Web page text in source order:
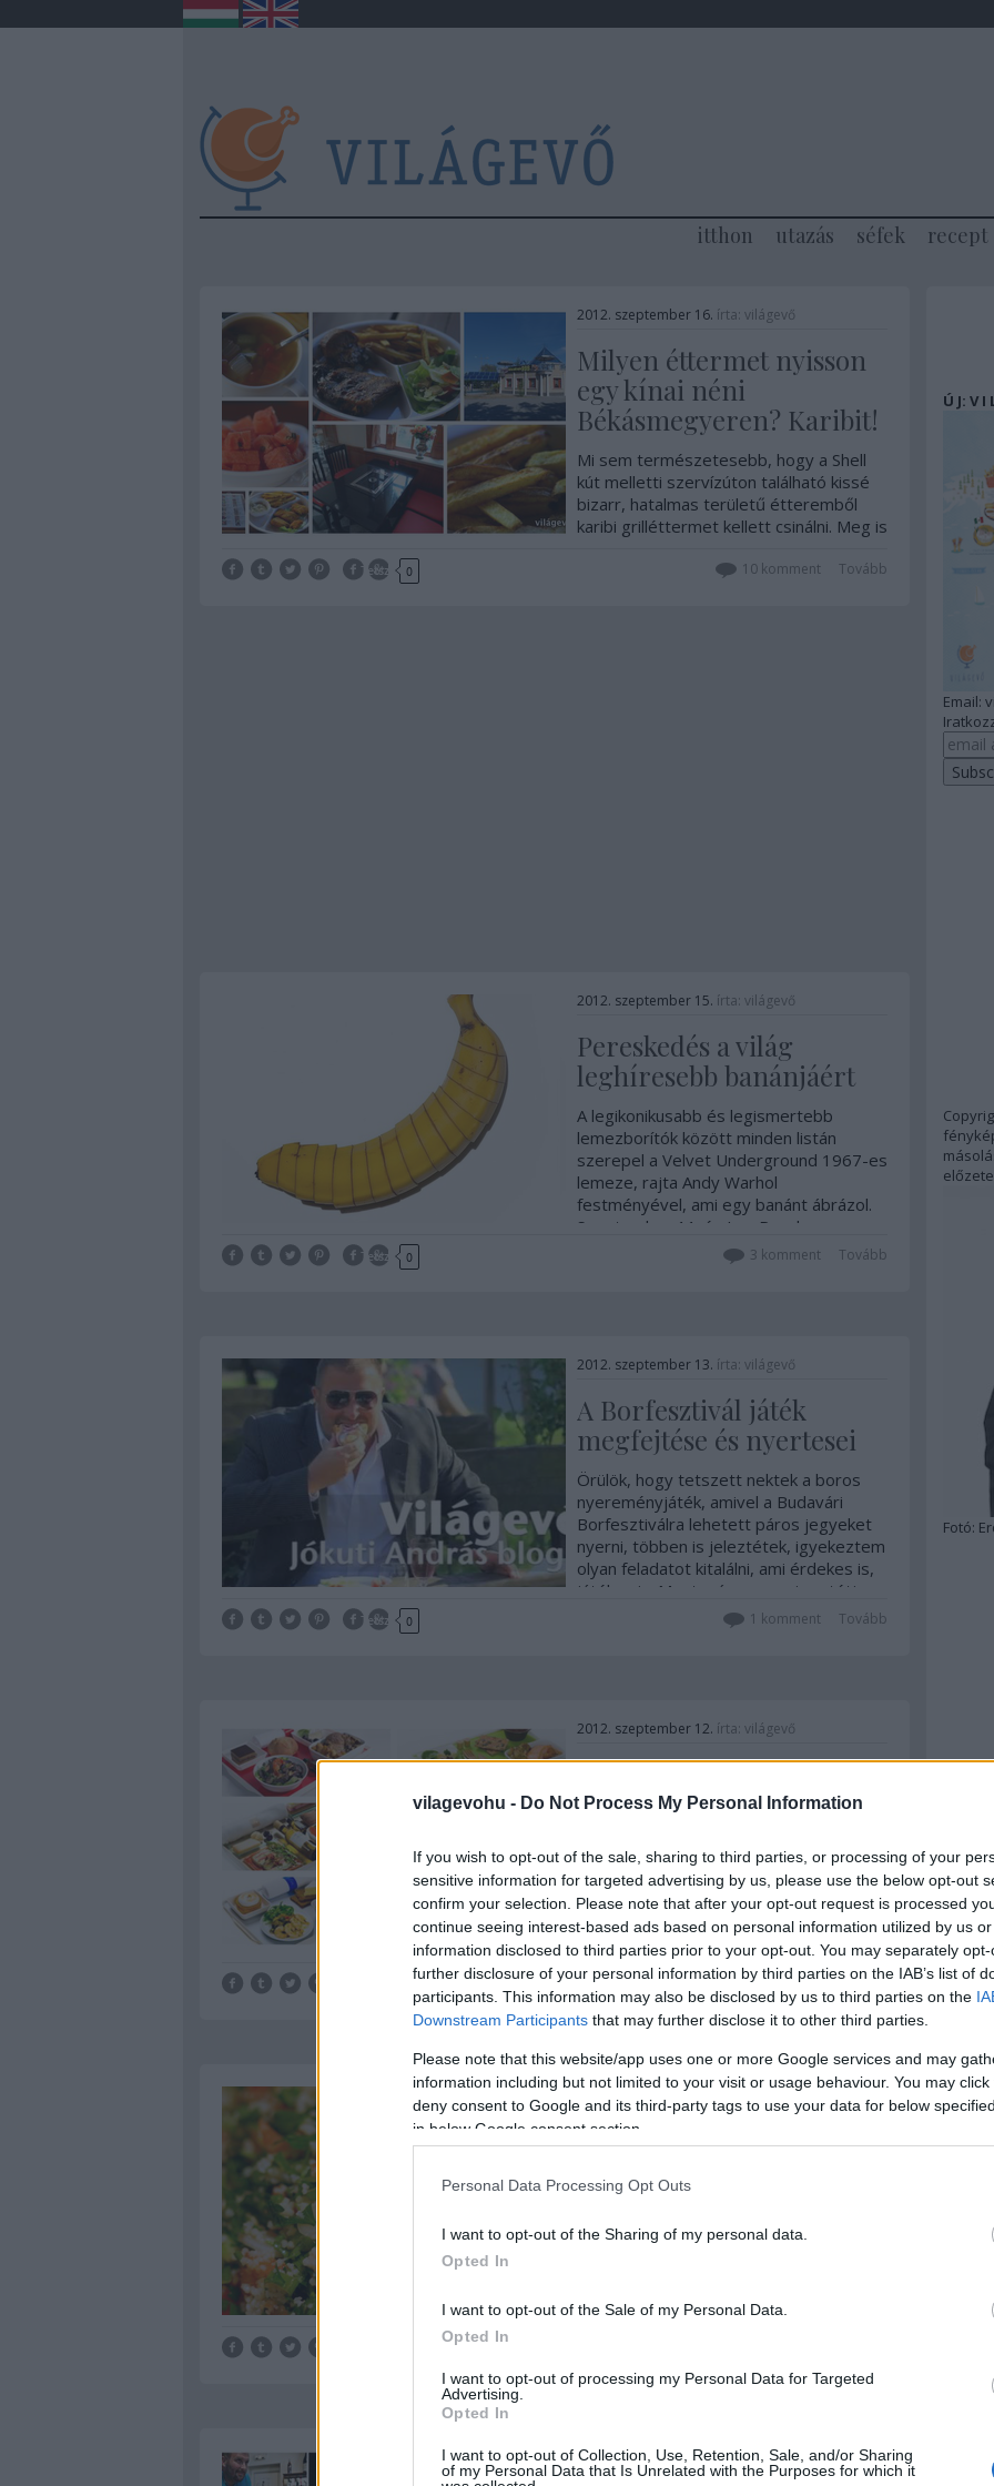
vilagevohu - Do Not Process My Personal Information
If you wish to opt-out of the sale, sharing to third parties, or processing of your
sensitive information for targeted advertising by us, please use the below opt-out
confirm your selection. Please note that after your opt-out request is processed
continue seeing interest-based ads based on personal information utilized by us
information disclosed to third parties prior to your opt-out. You may separately
further disclosure of your personal information by third parties on the IAB’s list of
participants. This information may also be disclosed by us to third parties on the
Downstream Participants that may further disclose it to other third parties.
Please note that this website/app uses one or more Google services and may
information including but not limited to your visit or usage behaviour. You may
deny consent to Google and its third-party tags to use your data for below
in below Google consent section.
Personal Data Processing Opt Outs
I want to opt-out of the Sharing of my personal data.
Opted In
I want to opt-out of the Sale of my Personal Data.
Opted In
I want to opt-out of processing my Personal Data for Targeted
Advertising.
Opted In
I want to opt-out of Collection, Use, Retention, Sale, and/or Sharing
of my Personal Data that Is Unrelated with the Purposes for which it
itthon utazás séfek recept
2012. szeptember 16. írta: világevő
Milyen éttermet nyisson
egy kínai néni
Békásmegyeren? Karibit!
Mi sem természetesebb, hogy a Shell
kút melletti szervízúton található kissé
bizarr, hatalmas területű étteremből
karibi grilléttermet kellett csinálni. Meg is
oyan tulajdonosfélének tűnt, hogy miért
Tetszik 0 Tovább
10komment
2012. szeptember 15. írta: világevő
Pereskedés a világ
leghíresebb banánjáért
A legikonikusabb és legismertebb
lemezborítók között minden listán
szerepel a Velvet Underground 1967-es
lemeze, rajta Andy Warhol
festményével, ami egy banánt ábrázol.
Szeptember 11-én Lou Reed, az
együttes egykori tagja, énekese a
Tetszik 0 Tovább
3 komment
2012. szeptember 13. írta: világevő
A Borfesztivál játék
megfejtése és nyertesei
Örülök, hogy tetszett nektek a boros
nyereményjáték, amivel a Budavári
Borfesztiválra lehetett páros jegyeket
nyerni, többen is jeleztétek, igyekeztem
olyan feladatot kitalálni, ami érdekes is,
játékos is. Most már ugyan nincs tétje,
de ha valaki szívesen próbára tenné
Tetszik 0 Tovább
1 komment
2012. szeptember 12. írta: világevő
Étterem 10000 méter
magasságban
legmagasabb toronyháza, aminek a
legfelső szintjén egy luxusétterem
található majd, hanem az AirFrance
izgalmas szolgáltatása fogta meg a
fantáziám. Az élmény azért nyilván nem
teljesen ugyanaz, mint egy földi
étteremben, de mégis jól…
Tovább
8 komment
2012. szeptember 11. írta:világevő
Végy rengeteg
Tabbouleh recept
Aztán még többet, és csinálj tabbouleh-
eltorzítva szokás készíteni, így nekik is
születésnapja, és éppen egy bejrúti
utazással…
2012. szeptember 10.írta:világevő
Ú J: V I
Email:
Fotó:
A